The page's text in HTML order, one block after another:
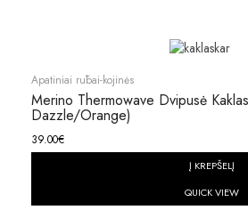
Apatiniai rūbai-kojinės
Merino Thermowave Dvipusė
Dazzle/Orange)
39.00€
Į KREPŠELĮ
QUICK VIEW